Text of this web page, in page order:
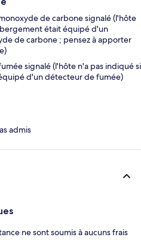
de carbone signalé (l'hôte
était équipé d'un
de carbone ; pensez à apporter
signalé (l'hôte n'a pas indiqué si
d'un détecteur de fumée)
admis
ne sont soumis à aucuns frais